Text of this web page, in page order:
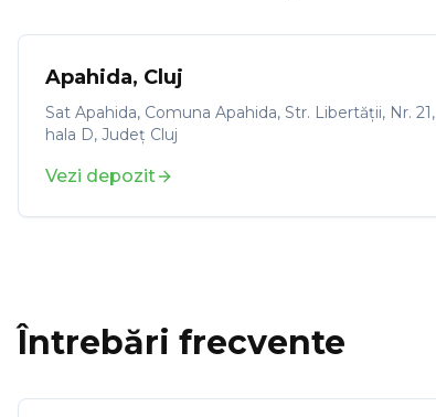
Apahida, Cluj
Sat Apahida, Comuna Apahida, Str. Libertății, Nr. 21,
hala D, Județ Cluj
Vezi depozit
Întrebări frecvente